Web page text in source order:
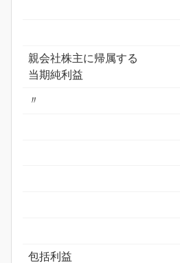
親会社株主に帰属する
当期純利益
〃
包括利益